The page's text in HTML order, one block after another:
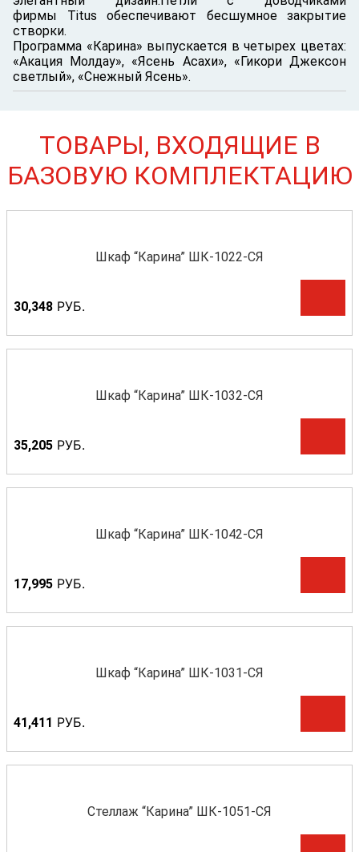
фирмы Titus обеспечивают бесшумное закрытие
створки.
Программа «Карина» выпускается в четырех цветах:
«Акация Молдау», «Ясень Асахи», «Гикори Джексон
светлый», «Снежный Ясень».
ТОВАРЫ, ВХОДЯЩИЕ В
БАЗОВУЮ КОМПЛЕКТАЦИЮ
Шкаф “Карина” ШК-1022-СЯ
30,348 РУБ.
Шкаф “Карина” ШК-1032-СЯ
35,205 РУБ.
Шкаф “Карина” ШК-1042-СЯ
17,995 РУБ.
Шкаф “Карина” ШК-1031-СЯ
41,411 РУБ.
Стеллаж “Карина” ШК-1051-СЯ